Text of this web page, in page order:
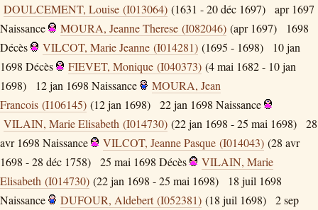
DOULCEMENT, Louise (I013064) (1631 - 20 déc 1697)
apr 1697
Naissance
MOURA, Jeanne Therese (I082046) (apr 1697)
1698
Décès
VILCOT, Marie Jeanne (I014281) (1695 - 1698)
10 jan
1698 Décès FIEVET, Monique (I040373) (4 mai 1682 - 10 jan
1698)
12 jan 1698 Naissance
MOURA, Jean
Francois (I106145) (12 jan 1698) 22 jan 1698 Naissance
VILAIN, Marie Elisabeth (I014730) (22 jan 1698 - 25 mai 1698)
28
avr 1698 Naissance VILCOT, Jeanne Pasque (I014043) (28 avr
1698 - 28 déc 1758)
25 mai 1698 Décès
VILAIN, Marie
Elisabeth (I014730) (22 jan 1698 - 25 mai 1698)
18 juil 1698
Naissance
DUFOUR, Aldebert (I052381) (18 juil 1698)
2 sep